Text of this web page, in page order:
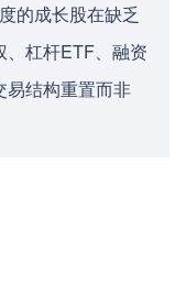
的成长股在缺乏
、杠杆ETF、融资
易结构重置而非